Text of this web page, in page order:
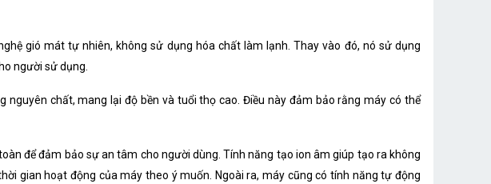
gió mát tự nhiên, không sử dụng hóa chất làm lạnh. Thay vào đó, nó sử dụng
người sử dụng.
chất, mang lại độ bền và tuổi thọ cao. Điều này đảm bảo rằng máy có thể
để đảm bảo sự an tâm cho người dùng. Tính năng tạo ion âm giúp tạo ra không
gian hoạt động của máy theo ý muốn. Ngoài ra, máy cũng có tính năng tự động